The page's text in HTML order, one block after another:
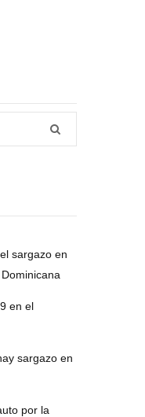
sargazo en
en el
sargazo en
por la